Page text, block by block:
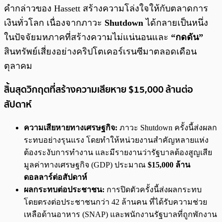
คำกล่าวของ Hassett สร้างความโล่งใจให้กับตลาดการ
เงินทั่วโลก เนื่องจากภาวะ Shutdown ได้กลายเป็นหนึ่ง
ในปัจจัยมหภาคที่สร้างความไม่แน่นอนและ “กดดัน”
สินทรัพย์เสี่ยงอย่างคริปโตเคอร์เรนซีมาตลอดเดือน
ตุลาคม
สิ้นสุดวิกฤตที่สร้างความเสียหาย $15,000 ล้านต่อ
สัปดาห์
ความเสียหายทางเศรษฐกิจ: ภาวะ Shutdown ครั้งนี้ส่งผลก
ระทบอย่างรุนแรง โดยทำให้หน่วยงานสำคัญหลายแห่ง
ต้องระงับการทำงาน และมีรายงานว่ารัฐบาลต้องสูญเสีย
มูลค่าทางเศรษฐกิจ (GDP) ประมาณ $15,000 ล้าน
ดอลลาร์ต่อสัปดาห์
ผลกระทบต่อประชาชน: การปิดตัวครั้งนี้ส่งผลกระทบ
โดยตรงต่อประชาชนกว่า 42 ล้านคน ที่ได้รับความช่วย
เหลือด้านอาหาร (SNAP) และพนักงานรัฐบาลที่ถูกพักงาน